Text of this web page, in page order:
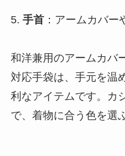
5. 手首：アームカバー
和洋兼用のアームカバ
対応手袋は、手元を温
利なアイテムです。カ
で、着物に合う色を選